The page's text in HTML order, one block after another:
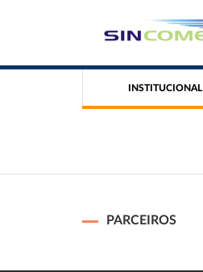
INSTITUCIONAL
PARCEIROS